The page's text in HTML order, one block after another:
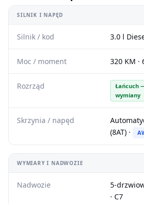
SILNIK I NAPĘD
Silnik / kod 3.0 l
Moc / moment 320 KM ·
Rozrząd
Łańcuch
wymiany
Skrzynia / napęd
(8AT) ·
WYMIARY I NADWOZIE
Nadwozie
5-
· C7